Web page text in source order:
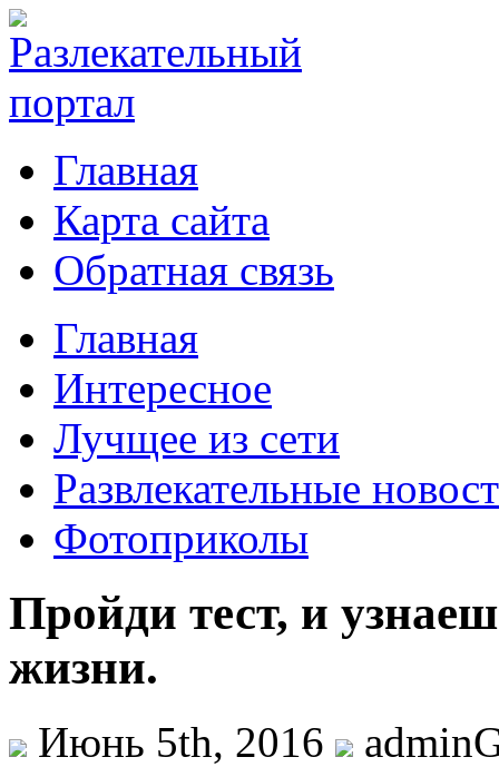
Главная
Карта сайта
Обратная связь
Главная
Интересное
Лучщее из сети
Развлекательные
Фотоприколы
Пройди тест, и
жизни.
Июнь 5th, 2016